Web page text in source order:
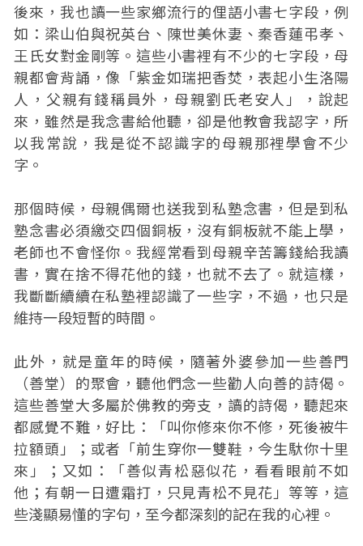
後來，我也讀一些家鄉流行的俚語小書七字段，例
如：梁山伯與祝英台、陳世美休妻、秦香蓮弔孝、
王氏女對金剛等。這些小書裡有不少的七字段，母
親都會背誦，像「紫金如瑞把香焚，表起小生洛陽
人，父親有錢稱員外，母親劉氏老安人」，說起
來，雖然是我念書給他聽，卻是他教會我認字，所
以我常說，我是從不認識字的母親那裡學會不少
字。
那個時候，母親偶爾也送我到私塾念書，但是到私
塾念書必須繳交四個銅板，沒有銅板就不能上學，
老師也不會怪你。我經常看到母親辛苦籌錢給我讀
書，實在捨不得花他的錢，也就不去了。就這樣，
我斷斷續續在私塾裡認識了一些字，不過，也只是
維持一段短暫的時間。
此外，就是童年的時候，隨著外婆參加一些善門
（善堂）的聚會，聽他們念一些勸人向善的詩偈。
這些善堂大多屬於佛教的旁支，讀的詩偈，聽起來
都感覺不難，好比：「叫你修來你不修，死後被牛
拉額頭」；或者「前生穿你一雙鞋，今生馱你十里
來」；又如：「善似青松惡似花，看看眼前不如
他；有朝一日遭霜打，只見青松不見花」等等，這
些淺顯易懂的字句，至今都深刻的記在我的心裡。